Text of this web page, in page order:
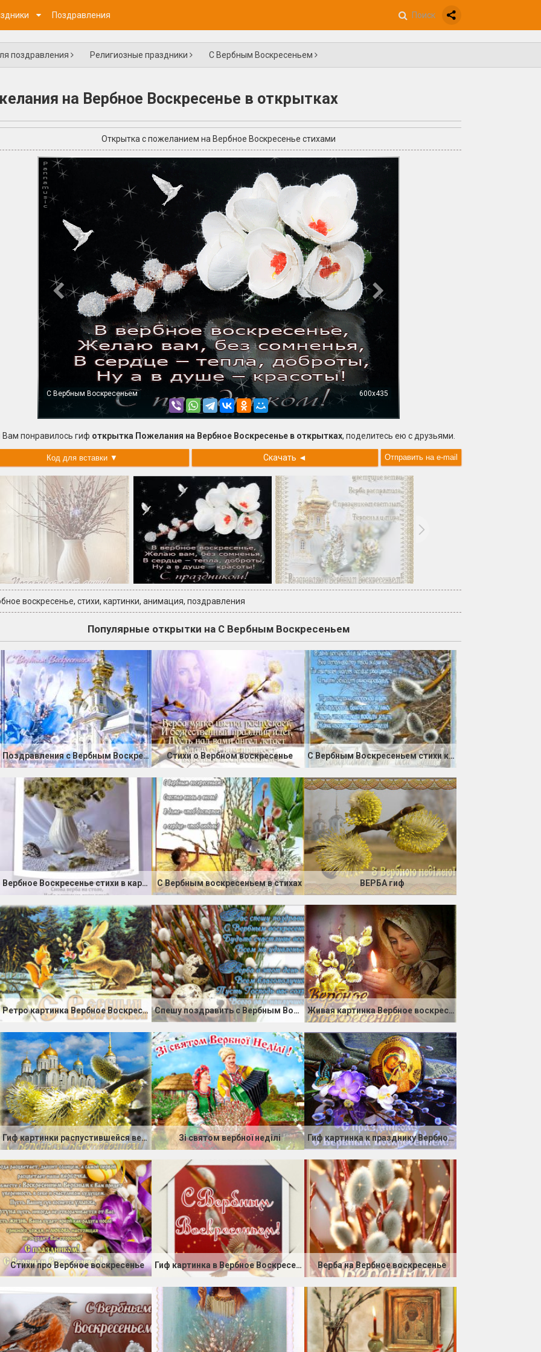
Поздравления
поздравления Религиозные праздники С Вербным Воскресеньем
на Вербное Воскресенье в открытках
Открытка с пожеланием на Вербное Воскресенье стихами
С Вербным Воскресеньем 600x435
Вам понравилось гиф открытка Пожелания на Вербное Воскресенье в открытках, поделитесь ею с друзьями.
Скачать ◄
воскресенье, стихи, картинки, анимация, поздравления
Популярные открытки на С Вербным Воскресеньем
Поздравления с Вербным Воскресеньем Стихи о Вербном воскресенье С Вербным Воскресеньем стихи красивые
Вербное Воскресенье стихи в картинках С Вербным воскресеньем в стихах ВЕРБА гиф
Ретро картинка Вербное Воскресенье Спешу поздравить с Вербным Воскресеньем Живая картинка Вербное воскресенье
Гиф картинки распустившейся вербы Зі святом вербної неділі Гиф картинка к празднику Вербное Воскресенье
Стихи про Вербное воскресенье Гиф картинка в Вербное Воскресенье Верба на Вербное воскресенье